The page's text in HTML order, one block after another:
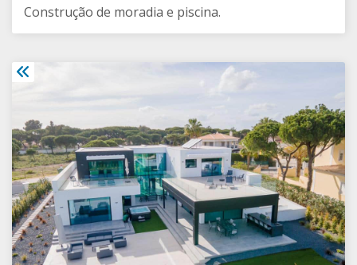
Construção de moradia e piscina.